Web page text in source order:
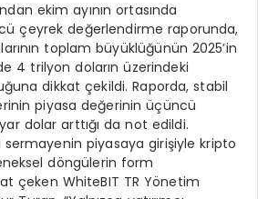
ekim ayının ortasında
çeyrek değerlendirme raporunda,
toplam büyüklüğünün 2025’in
4 trilyon doların üzerindeki
dikkat çekildi. Raporda, stabil
piyasa değerinin üçüncü
dolar arttığı da not edildi.
sermayenin piyasaya girişiyle kripto
döngülerin form
çeken WhiteBIT TR Yönetim